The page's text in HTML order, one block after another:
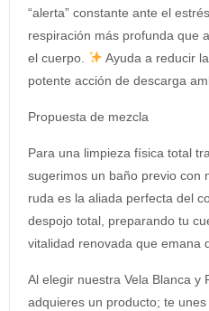
“alerta” constante ante el
respiración más profunda que
el cuerpo.
Ayuda a reducir
potente acción de descarga
Propuesta de mezcla
Para una limpieza física total
sugerimos un baño previo con
ruda es la aliada perfecta del
despojo total, preparando tu
vitalidad renovada que emana
Al elegir nuestra Vela Blanca y
adquieres un producto; te